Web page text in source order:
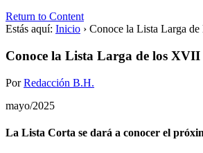
Return to Content
Estás aquí: Inicio › Conoce la Lista Larga
Conoce la Lista Larga de los
PorRedacción B.H.
mayo/2025
La Lista Corta se dará a conocer el